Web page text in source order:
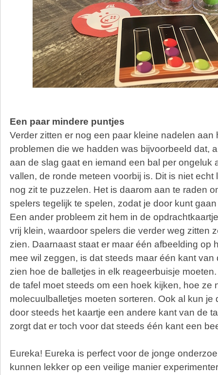
Een paar mindere puntjes
Verder zitten er nog een paar kleine nadelen aan
problemen die we hadden was bijvoorbeeld dat,
aan de slag gaat en iemand een bal per ongeluk
vallen, de ronde meteen voorbij is. Dit is niet
nog zit te puzzelen. Het is daarom aan te raden
spelers tegelijk te spelen, zodat je door kunt
Een ander probleem zit hem in de
vrij klein, waardoor spelers die verder weg zitten
zien. Daarnaast staat er maar één afbeelding op
mee wil zeggen, is dat steeds maar één kant van
zien hoe de balletjes in elk reageerbuisje
de tafel moet steeds om een hoek kijken, hoe ze
molecuulballetjes moeten sorteren. Ook al kun je
door steeds het kaartje een andere kant van de
zorgt dat er toch voor dat steeds één kant een
Eureka! Eureka is perfect voor de jonge
kunnen lekker op een veilige manier